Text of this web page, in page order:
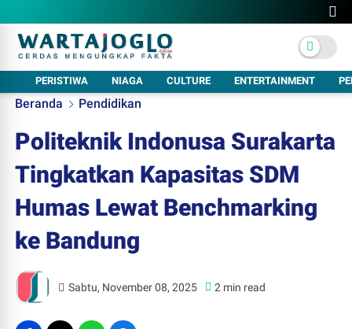
PERISTIWA NIAGA CULTURE ENTERTAINMENT
Beranda Pendidikan
Politeknik Indonusa Surakarta
Tingkatkan Kapasitas SDM
Humas Lewat Benchmarking
ke Bandung
Sabtu, November 08, 2025 2 min read